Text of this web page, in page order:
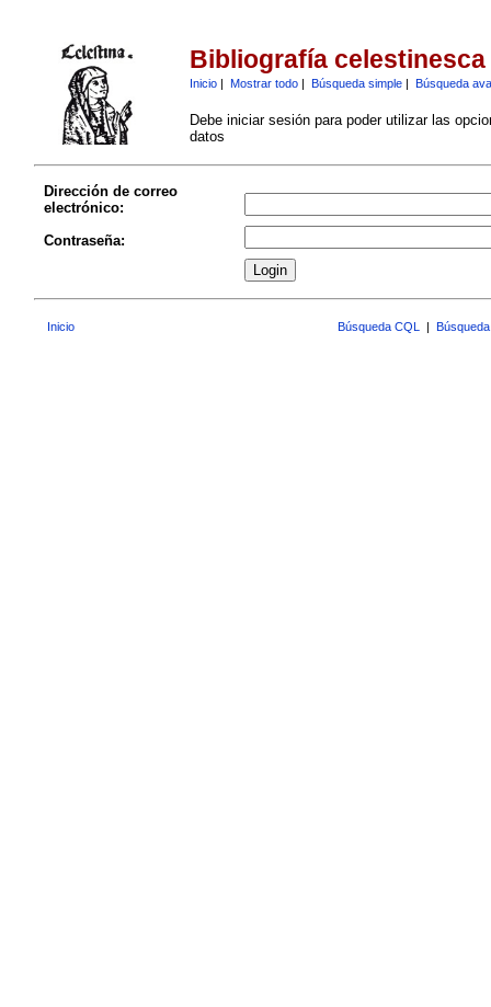
Bibliografía celestinesca
Inicio| Mostrar todo| Búsqueda simple| Búsqueda
Debe iniciar sesión para poder utilizar las
datos
Dirección de correo
electrónico:
Contraseña:
Inicio Búsqueda CQL |